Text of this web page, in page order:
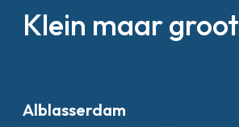
Klein maar groot
Alblasserdam